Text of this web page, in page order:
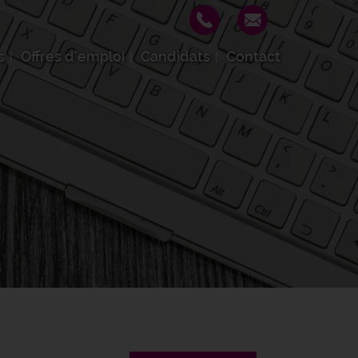
Offres d'emploi Candidats Contact